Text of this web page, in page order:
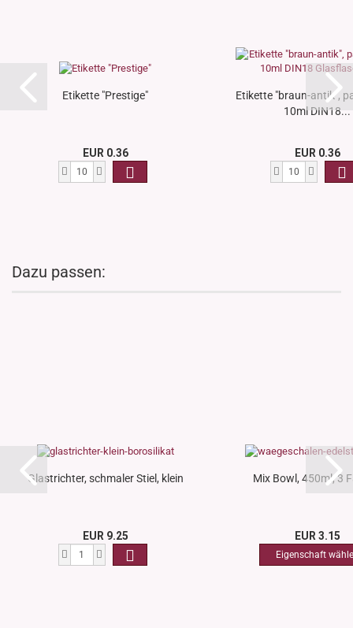
Etikette "Prestige"
EUR 0.36
Etikette "braun-antik",
10ml DIN18...
EUR 0.36
Dazu passen:
Glastrichter, schmaler Stiel, klein
EUR 9.25
Mix Bowl, 450ml, 3
EUR 3.15